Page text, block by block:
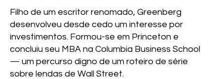
Filho de um escritor renomado, Greenberg
desenvolveu desde cedo um interesse por
investimentos. Formou-se em Princeton e
concluiu seu MBA na Columbia Business School
— um percurso digno de um roteiro de série
sobre lendas de Wall Street.